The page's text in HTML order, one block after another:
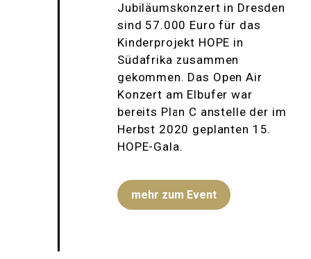
Jubiläumskonzert in Dresden
sind 57.000 Euro für das
Kinderprojekt HOPE in
Südafrika zusammen
gekommen. Das Open Air
Konzert am Elbufer war
bereits Plan C anstelle der im
Herbst 2020 geplanten 15.
HOPE-Gala.
mehr zum Event